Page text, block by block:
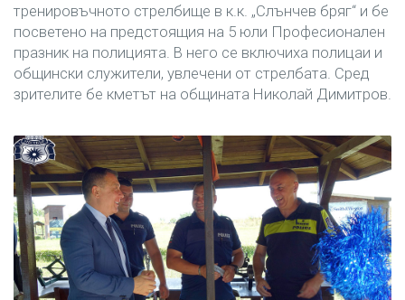
тренировъчното стрелбище в к.к. „Слънчев бряг“ и бе
посветено на предстоящия на 5 юли Професионален
празник на полицията. В него се включиха полицаи и
общински служители, увлечени от стрелбата. Сред
зрителите бе кметът на общината Николай Димитров.